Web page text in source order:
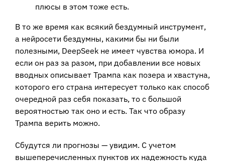
плюсы в этом тоже есть.
В то же время как всякий бездумный инструмент,
а нейросети бездумны, какими бы ни были
полезными, DeepSeek не имеет чувства юмора. И
если он раз за разом, при добавлении все новых
вводных описывает Трампа как позера и хвастуна,
которого его страна интересует только как способ
очередной раз себя показать, то с большой
вероятностью так оно и есть. Так что образу
Трампа верить можно.
Сбудутся ли прогнозы — увидим. С учетом
вышеперечисленных пунктов их надежность куда